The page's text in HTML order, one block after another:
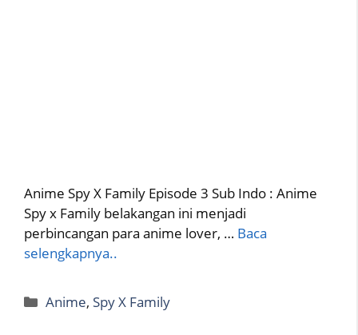
Anime Spy X Family Episode 3 Sub Indo : Anime
Spy x Family belakangan ini menjadi
perbincangan para anime lover, … Baca
selengkapnya..
Categories
Anime, Spy X Family